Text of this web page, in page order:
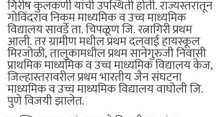
गिरीष कुलकर्णी यांची उपस्थिती होती. राज्यस्तरातून
गोविंदराव निकम माध्यमिक व उच्च माध्यमिक
विद्यालय सावर्डे ता. चिपळूण जि. रत्नागिरी प्रथम
आली. तर ग्रामीण मधील प्रथम दलवाई हायस्कूल
मिरजोळी, तालुकामधील प्रथम सानेगुरुजी निवासी
प्राथमिक माध्यमिक व उच्च माध्यमिक विद्यालय केज,
जिल्हास्तरावरील प्रथम भारतीय जैन संघटना
माध्यमिक व उच्च माध्यमिक विद्यालय वाघोली जि.
पुणे विजयी झालेत.